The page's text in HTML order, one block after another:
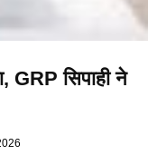
GRP सिपाही ने